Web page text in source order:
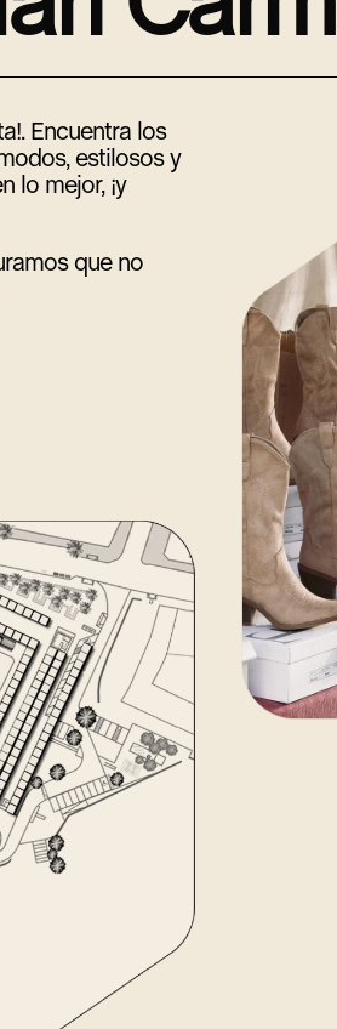
Encuentra los
estilosos y
lo mejor, ¡y
que no